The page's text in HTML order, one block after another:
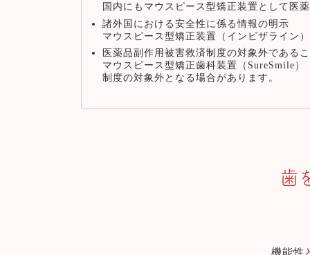
国内にもマウスピース型矯正装置として医
諸外国における安全性に係る情報の明示
マウスピース型矯正装置（インビザライン
医薬品副作用被害救済制度の対象外である
マウスピース型矯正歯科装置（SureSmile
制度の対象外となる場合があります。
歯
機能性